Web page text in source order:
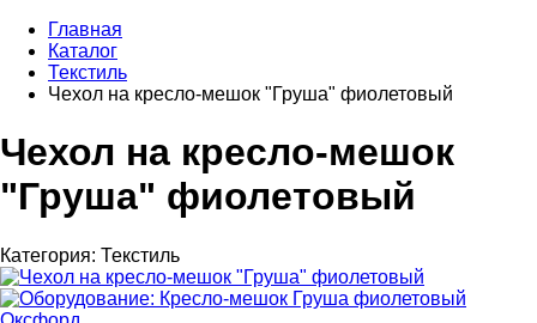
Главная
Каталог
Текстиль
Чехол на кресло-мешок "Груша" фиолетовый
Чехол на кресло-мешок
"Груша" фиолетовый
Категория: Текстиль